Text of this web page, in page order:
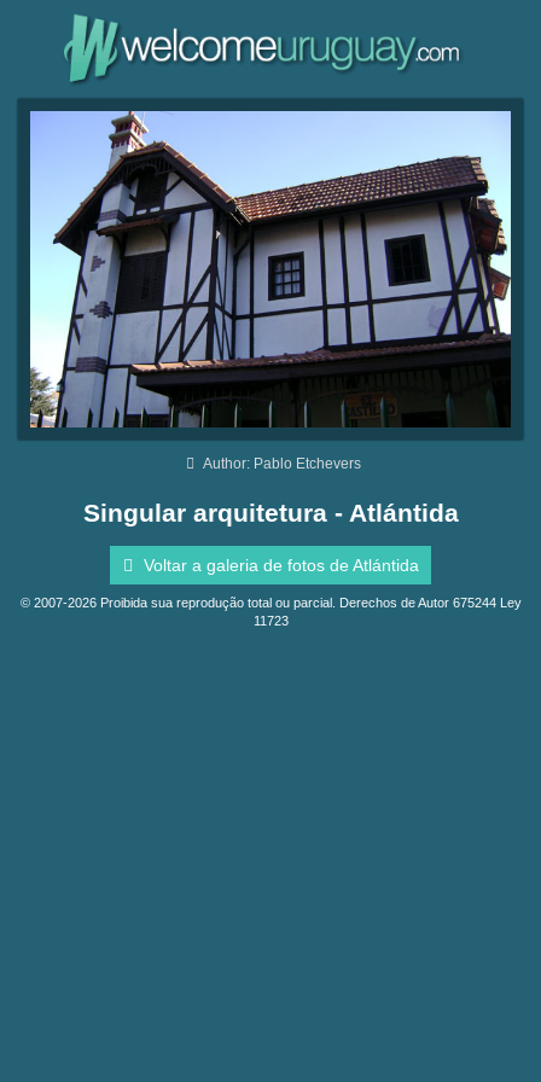
Author: Pablo Etchevers
Singular arquitetura - Atlántida
Voltar a galeria de fotos de Atlántida
© 2007-2026 Proibida sua reprodução total ou parcial. Derechos de Autor 675244 Ley
11723